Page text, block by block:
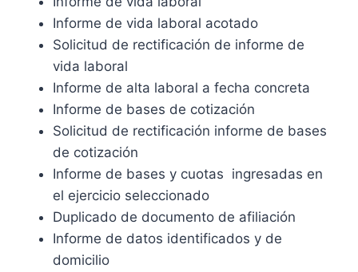
Informe de vida laboral acotado
Solicitud de rectificación de informe de
vida laboral
Informe de alta laboral a fecha concreta
Informe de bases de cotización
Solicitud de rectificación informe de bases
de cotización
Informe de bases y cuotas ingresadas en
el ejercicio seleccionado
Duplicado de documento de afiliación
Informe de datos identificados y de
domicilio